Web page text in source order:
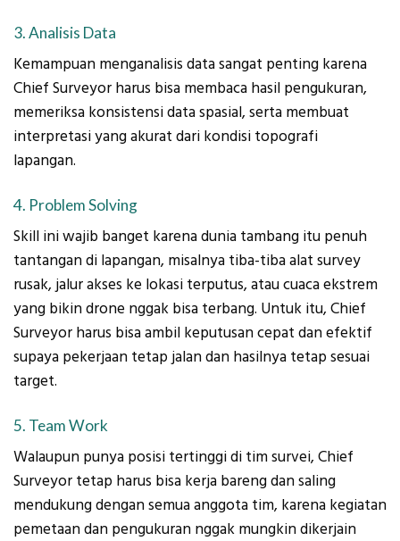
3. Analisis Data
Kemampuan menganalisis data sangat penting karena
Chief Surveyor harus bisa membaca hasil pengukuran,
memeriksa konsistensi data spasial, serta membuat
interpretasi yang akurat dari kondisi topografi
lapangan.
4. Problem Solving
Skill ini wajib banget karena dunia tambang itu penuh
tantangan di lapangan, misalnya tiba-tiba alat survey
rusak, jalur akses ke lokasi terputus, atau cuaca ekstrem
yang bikin drone nggak bisa terbang. Untuk itu, Chief
Surveyor harus bisa ambil keputusan cepat dan efektif
supaya pekerjaan tetap jalan dan hasilnya tetap sesuai
target.
5. Team Work
Walaupun punya posisi tertinggi di tim survei, Chief
Surveyor tetap harus bisa kerja bareng dan saling
mendukung dengan semua anggota tim, karena kegiatan
pemetaan dan pengukuran nggak mungkin dikerjain